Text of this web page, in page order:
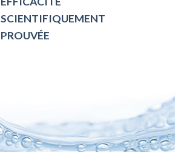
SCIENTIFIQUEMENT
PROUVÉE